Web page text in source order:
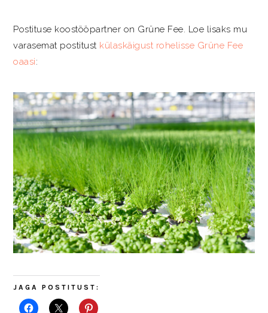
Postituse koostööpartner on Grüne Fee. Loe lisaks mu
varasemat postitust külaskäigust rohelisse Grüne Fee
oaasi:
JAGA POSTITUST: